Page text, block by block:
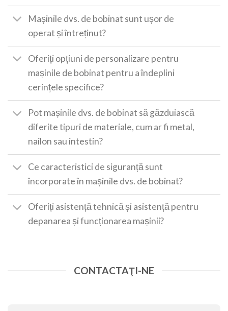
Mașinile dvs. de bobinat sunt ușor de
operat și întreținut?
Oferiți opțiuni de personalizare pentru
mașinile de bobinat pentru a îndeplini
cerințele specifice?
Pot mașinile dvs. de bobinat să găzduiască
diferite tipuri de materiale, cum ar fi metal,
nailon sau intestin?
Ce caracteristici de siguranță sunt
încorporate în mașinile dvs. de bobinat?
Oferiți asistență tehnică și asistență pentru
depanarea și funcționarea mașinii?
CONTACTAŢI-NE